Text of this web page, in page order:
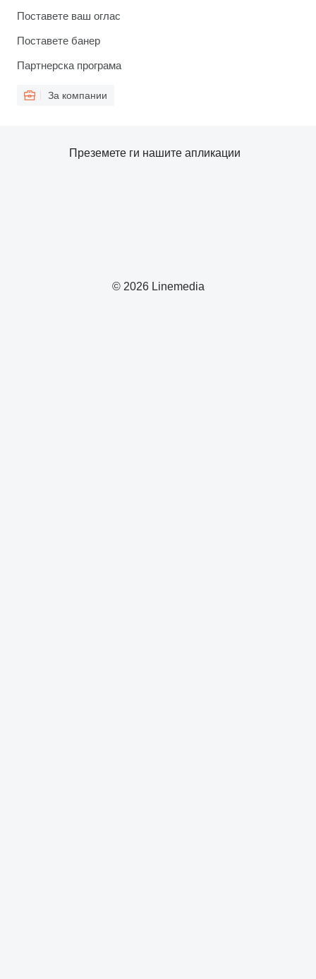
Поставете ваш оглас
Поставете банер
Партнерска програма
За компании
© 2026 Linemedia
Преземете ги нашите апликации